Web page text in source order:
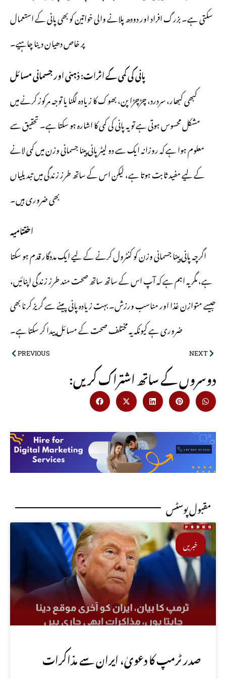
سکتی ہے۔ بزرگ افراد اور دودھ پلانے والی خواتین کو بھی پانی کے استعمال
پر خاص دھیان دینا چاہیے۔
پانی کی کمی کے اثرات: ذہنی اور جسمانی مسائل
کبھی کبھار، سردرد، چڑچڑا پن، بھوک کا زیادہ لگنا یا توجہ مرکوز کرنے میں
مشکل محسوس ہوتی ہے تو یہ پانی کی کمی کا اشارہ ہو سکتا ہے۔ تحقیق سے
معلوم ہوا ہے کہ روزانہ ایک سے دو لیٹر پانی پینا جسمانی وزن میں کمی لانے
کے لیے مفید ثابت ہوتا ہے، لیکن اس کے ساتھ طرز زندگی میں تبدیلیاں
بھی ضروری ہیں۔
اختتامیہ
اگرچہ پانی پینا جسمانی وزن کو کنٹرول کرنے کے لیے ایک مددگار قدم ہو سکتا
ہے، مگر یہ اہم ہے کہ آپ اس کے ساتھ ساتھ صحت مند طرز زندگی اپنائیں،
جیسے متوازن غذا اور مناسب ورزش۔ بہت زیادہ پانی پینے سے گریز کرنا بھی
ضروری ہے کیونکہ یہ مختلف صحت کے مسائل پیدا کر سکتا ہے۔
PREVIOUS NEXT
:دوسروں کے ساتھ اشتراک کریں
مقبول پوسٹس
خبریں
صدر ٹرمپ کا دعویٰ، ایران سے مذاکرات